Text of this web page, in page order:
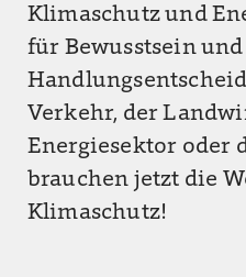
Klimaschutz und
für Bewusstsein und
Verkehr, der
Energiesektor oder
brauchen jetzt die
Klimaschutz!